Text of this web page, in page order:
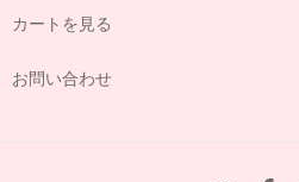
カートを見る
お問い合わせ